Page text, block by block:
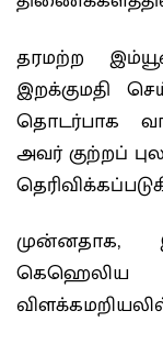
தரமற்ற
இறக்குமதி
தொடர்பாக
அவர் குற்றப்
முன்னதாக,
கெஹெலிய